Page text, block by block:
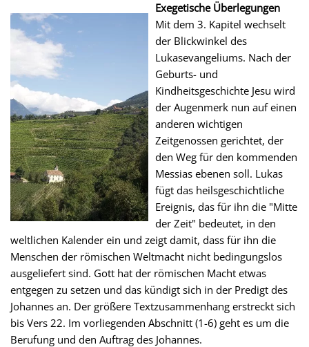
Exegetische Überlegungen
Mit dem 3. Kapitel wechselt
der Blickwinkel des
Lukasevangeliums. Nach der
Geburts- und
Kindheitsgeschichte Jesu wird
der Augenmerk nun auf einen
anderen wichtigen
Zeitgenossen gerichtet, der
den Weg für den kommenden
Messias ebenen soll. Lukas
fügt das heilsgeschichtliche
Ereignis, das für ihn die "Mitte
der Zeit" bedeutet, in den
weltlichen Kalender ein und zeigt damit, dass für ihn die
Menschen der römischen Weltmacht nicht bedingungslos
ausgeliefert sind. Gott hat der römischen Macht etwas
entgegen zu setzen und das kündigt sich in der Predigt des
Johannes an. Der größere Textzusammenhang erstreckt sich
bis Vers 22. Im vorliegenden Abschnitt (1-6) geht es um die
Berufung und den Auftrag des Johannes.